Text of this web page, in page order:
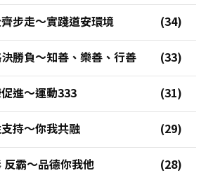
步走～實踐道安環境
勝負～知善、樂善、行善
進～運動333
持～你我共融
霸～品德你我他